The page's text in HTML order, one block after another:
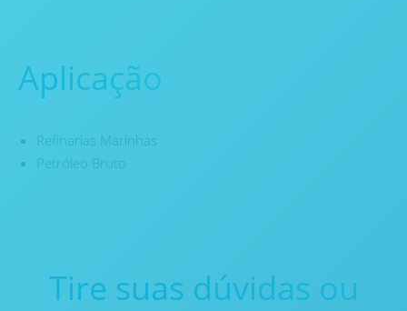
Aplicação
Refinarias Marinhas
Petróleo Bruto
Tire suas dúvidas ou